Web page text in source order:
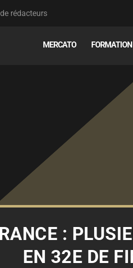
rédacteurs
MERCATO FORMATION
:
EN 32E DE